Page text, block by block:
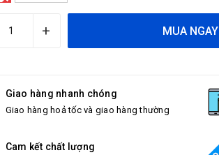
+ MUA NGAY
Giao hàng nhanh chóng
Giao hàng hoả tốc và giao hàng thường
Cam kết chất lượng